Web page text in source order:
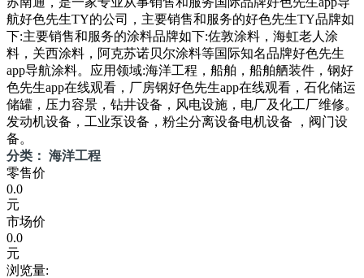
航好色先生TY的公司，主要销售和服务的好色先生TY品牌如
下:主要销售和服务的涂料品牌如下:佐敦涂料，海虹老人涂
料，关西涂料，阿克苏诺贝尔涂料等国际知名品牌好色先生
app导航涂料。应用领域:海洋工程，船舶，船舶舾装件，钢好
色先生app在线观看，厂房钢好色先生app在线观看，石化储运
储罐，压力容景，钻井设备，风电设施，电厂及化工厂维修。
发动机设备，工业泵设备，粉尘分离设备电机设备 ，阀门设
备。
分类： 海洋工程
零售价
0.0
元
市场价
0.0
元
浏览量: